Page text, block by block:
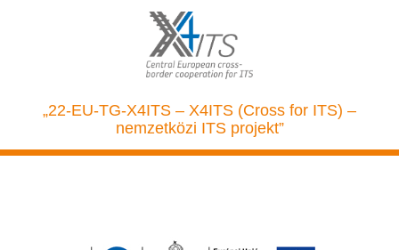
„22-EU-TG-X4ITS – X4ITS (Cross for ITS) –
nemzetközi ITS projekt”